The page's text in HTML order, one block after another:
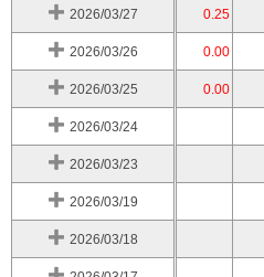
2026/03/27 0.25
2026/03/26 0.00
2026/03/25 0.00
2026/03/24
2026/03/23
2026/03/19
2026/03/18